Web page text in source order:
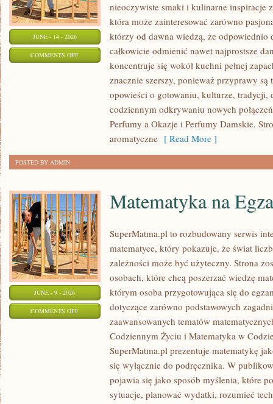
JUNE - 14 - 2026
COMMENTS OFFON
PERFUMERYJNY
nieoczywiste smaki i kulinarne inspiracje
która może zainteresować zarówno
którzy od dawna wiedzą, że odpowiednio
całkowicie odmienić nawet najprostsze
koncentruje się wokół kuchni pełnej
znacznie szerszy, ponieważ przyprawy
opowieści o gotowaniu, kulturze, tradycji,
codziennym odkrywaniu nowych
Perfumy a Okazje i Perfumy Damskie.
aromatyczne [ Read More ]
POSTED BY ADMIN
JUNE - 9 - 2026
COMMENTS OFFON
MATEMATYKA
EGZAMINIE
Matematyka na
SuperMatma.pl to rozbudowany serwis
matematyce, który pokazuje, że świat
zależności może być użyteczny. Strona
osobach, które chcą poszerzać wiedzę
którym osoba przygotowująca się do
dotyczące zarówno podstawowych
zaawansowanych tematów
Codziennym Życiu i Matematyka w
SuperMatma.pl prezentuje matematykę
się wyłącznie do podręcznika. W
pojawia się jako sposób myślenia, które
sytuacje, planować wydatki, rozumieć